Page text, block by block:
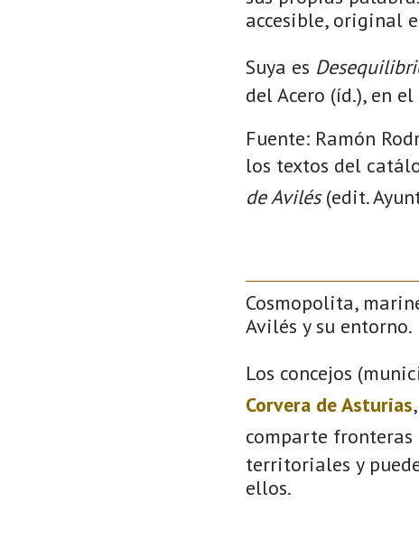
accesible, original
Suya es
del Acero (íd.), en
Fuente: Ramón
los textos del
de Avilés(edit.
Cosmopolita,
Avilés y su entorno.
Los concejos
Corvera de Asturias,
comparte fronteras
territoriales y
ellos.